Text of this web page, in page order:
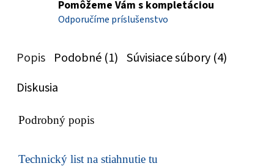
Pomôžeme Vám s kompletáciou
Odporučíme príslušenstvo
Popis Podobné (1) Súvisiace súbory (4)
Diskusia
Podrobný popis
Technický list na stiahnutie tu